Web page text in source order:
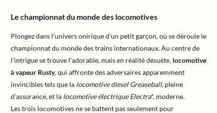
Le championnat du monde des locomotives
Plongez dans l'univers onirique d'un petit garçon, où se déroule le
championnat du monde des trains internationaux. Au centre de
l’intrigue se trouve l’adorable, mais en réalité désuète, locomotive
à vapeur Rusty, qui affronte des adversaires apparemment
invincibles tels que la locomotive diesel Greaseball, pleine
d’assurance, et la locomotive électrique Electra*, moderne.
Les trois locomotives ne se battent pas seulement pour